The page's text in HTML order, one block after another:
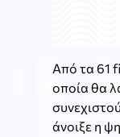
Από τα 61
οποία θα
άνοιξε η